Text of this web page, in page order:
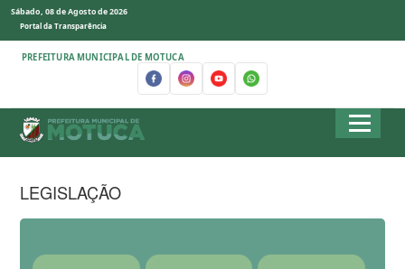
Sábado, 08 de Agosto de 2026
Portal da Transparência
PREFEITURA MUNICIPAL DE MOTUCA
LEGISLAÇÃO